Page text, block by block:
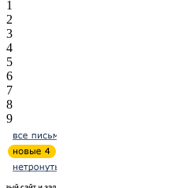
1
2
3
4
5
6
7
8
9